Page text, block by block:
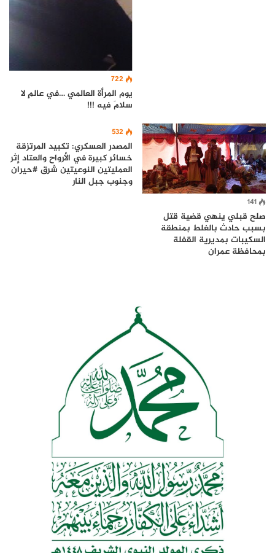
722
يوم المرأة العالمي …في عالمٍ لا
سلامَ فيه !!!
141
صلح قبلي ينهي قضية قتل
بسبب حادث بالغلط بمنطقة
السكيبات بمديرية القفلة
بمحافظة عمران
532
المصدر العسكري: تكبيد المرتزقة
خسائر كبيرة في الأرواح والعتاد إثر
العمليتين النوعيتين شرق #حيران
وجنوب جبل النار